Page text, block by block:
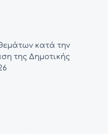
κατά την
της Δημοτικής